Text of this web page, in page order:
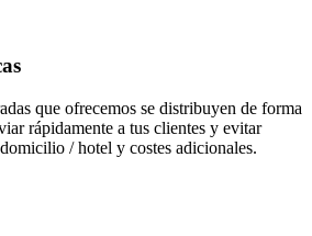
que ofrecemos se distribuyen de forma
rápidamente a tus clientes y evitar
/ hotel y costes adicionales.